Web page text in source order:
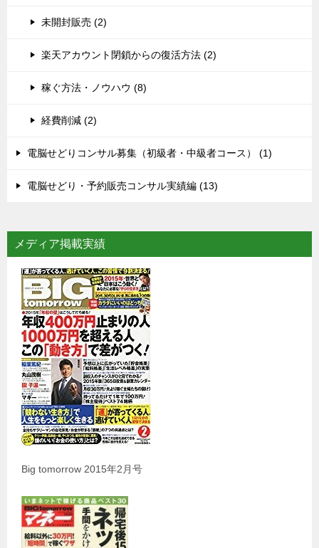
未開封販売 (2)
楽天アカウント閉鎖からの復活方法 (2)
稼ぐ方法・ノウハウ (8)
経費削減 (2)
電脳せどりコンサル募集（初級者・中級者コース） (1)
電脳せどり・予約販売コンサル実績編 (13)
メディア掲載実績
Big tomorrow 2015年2月号